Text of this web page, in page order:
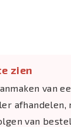
zien
van
afhandelen,
van